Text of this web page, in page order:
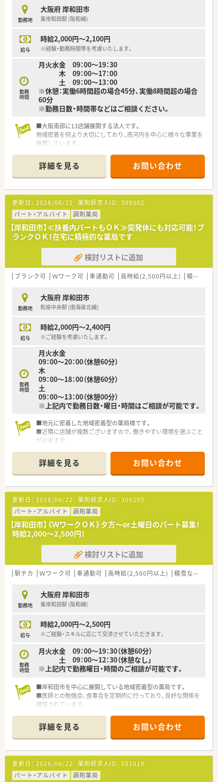
勤務地
大阪府 岸和田市
東岸和田駅 (阪和線)
給与
時給2,000円～2,100円
※経験・勤務時間等を考慮いたします。
勤務
時間
月火水金 09：00～19：30
木 09：00～17：00
土 09：00～13：00
※休憩：実働6時間超の場合45分、実働8時間超の場合
60分
※勤務日数・時間帯などはご相談ください。
■大阪南部に13店舗展開する法人です。
地域密着を何より大切にしており、南河内を中心に様々な事業を
展開しています。
アプランセンター、福祉用具レンタル・販売事業所、デイサービ
スセンターを開設し、さらに独居・老々介護問題にはサービス付
き高齢者向け住宅、認知症にはグループホームを、そしてご自宅
でのお看取りには訪問看護ステーション、定期巡回サービスを展
開しています。
■国の「地域包括ケアシステム」にあらゆる世代が共存する豊か
な未来を創造するためのインフラ作りへの対応を考えておられ
ます。
■薬局の他にドラッグストアや訪問介護も行っており、異職種連
携が社内で当たり前のように行われております。
薬剤師の他に医者、看護師、ヘルパーやケアマネに管理栄養士も
在籍しています。
■周辺エリアにも店舗があり応援の人員体制が充実しています
ので、有給や急な休みも取得しやすい環境です。
詳細を見る お問い合わせ
更新日： 2026/06/22 薬剤師求人ID： 309302
パート・アルバイト
調剤薬局
【岸和田市】≪扶養内パートもＯＫ≫突発休にも対応可能！ブ
ランクＯＫ！在宅に積極的な薬局です
検討リストに追加
ブランク可 Ｗワーク可 車通勤可 高時給(2,500円以上) 積雪なし
勤務地
大阪府 岸和田市
和泉中央駅 (南海泉北線)
給与
時給2,000円～2,400円
※ご経験を考慮いたします。
勤務
時間
月火水金
09：00～20：00（休憩60分）
木
09：00～18：00（休憩60分）
土
09：00～13：00（休憩00分）
※上記内で勤務日数・曜日・時間はご相談が可能です。
■地元に密着した地域密着型の薬局様です。
■近隣に店舗が複数ございますので、働きやすい環境を選ぶこと
が出来ます。
が可能です。
詳細を見る お問い合わせ
更新日： 2026/06/22 薬剤師求人ID： 309295
パート・アルバイト
調剤薬局
【岸和田市】《ＷワークＯＫ》夕方～or土曜日のパート募集！
時給2,000～2,500円！
検討リストに追加
駅チカ Ｗワーク可 車通勤可 高時給(2,500円以上) 積雪なし
勤務地
大阪府 岸和田市
東岸和田駅 (阪和線)
給与
時給2,000円～2,500円
※ご経験・スキルに応じて交渉させていただきます。
勤務
時間
月火水金 09：00～19：30（休憩60分）
土 09：00～12：30（休憩なし」
※上記内で勤務曜日・時間のご相談が可能です。
■岸和田市を中心に展開している地域密着型の薬局です。
■医師との勉強会、食事会を定期的に行っており、良好な関係を
構築されています。
だけます。
■独立開業支援も行っていらっしゃいます。
詳細を見る お問い合わせ
更新日： 2026/06/22 薬剤師求人ID： 501819
パート・アルバイト
調剤薬局